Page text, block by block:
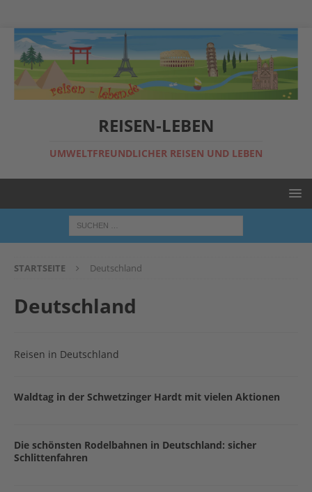
REISEN-LEBEN
UMWELTFREUNDLICHER REISEN UND LEBEN
STARTSEITE Deutschland
Deutschland
Reisen in Deutschland
Waldtag in der Schwetzinger Hardt mit vielen Aktionen
Die schönsten Rodelbahnen in Deutschland: sicher
Schlittenfahren